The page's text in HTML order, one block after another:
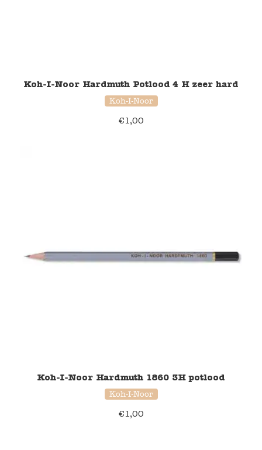
Koh-I-Noor Hardmuth Potlood 4 H zeer hard
Koh-I-Noor
€1,00
Koh-I-Noor Hardmuth 1860 3H potlood
Koh-I-Noor
€1,00